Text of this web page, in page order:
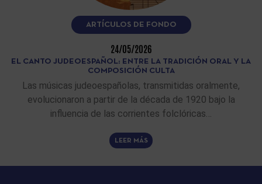
ARTÍCULOS DE FONDO
24/05/2026
EL CANTO JUDEOESPAÑOL: ENTRE LA TRADICIÓN ORAL Y LA
COMPOSICIÓN CULTA
Las músicas judeoespañolas, transmitidas oralmente,
evolucionaron a partir de la década de 1920 bajo la
influencia de las corrientes folclóricas…
LEER MÁS